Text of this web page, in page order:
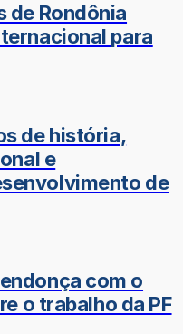
de Rondônia
para
de história,
e
de
com o
o trabalho da PF